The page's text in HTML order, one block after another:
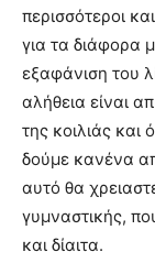
περισσότεροι
για τα διάφορα
εξαφάνιση του
αλήθεια είναι
της κοιλιάς
δούμε κανένα
αυτό θα
γυμναστικής,
και δίαιτα.